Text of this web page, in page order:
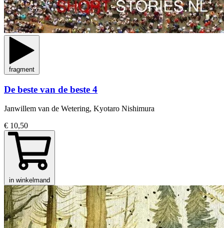
fragment
De beste van de beste 4
Janwillem van de Wetering, Kyotaro Nishimura
€ 10,50
in winkelmand